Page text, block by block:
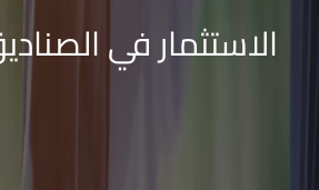
الاستثمار في